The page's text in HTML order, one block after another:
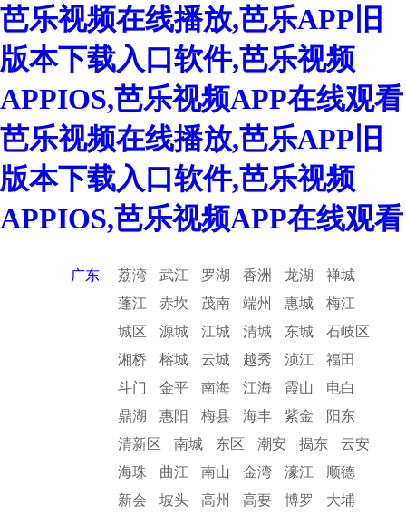
芭乐视频在线播放,芭乐APP旧
版本下载入口软件,芭乐视频
APPIOS,芭乐视频APP在线观看
芭乐视频在线播放,芭乐APP旧
版本下载入口软件,芭乐视频
APPIOS,芭乐视频APP在线观看
广东 荔湾 武江 罗湖 香洲 龙湖
禅城
蓬江
赤坎 茂南 端州 惠城
梅江
城区
源城 江城 清城 东城
石岐区
湘桥
榕城 云城 越秀 浈江
福田
斗门
金平 南海 江海 霞山
电白
鼎湖
惠阳 梅县 海丰 紫金
阳东
清新区
南城 东区 潮安 揭东
云安
海珠
曲江 南山 金湾 濠江
顺德
新会
坡头 高州 高要 博罗
大埔